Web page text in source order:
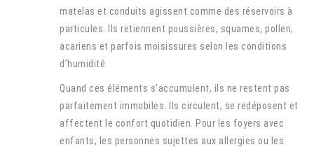
matelas et conduits agissent comme des réservoirs à
particules. Ils retiennent poussières, squames, pollen,
acariens et parfois moisissures selon les conditions
d’humidité.
Quand ces éléments s’accumulent, ils ne restent pas
parfaitement immobiles. Ils circulent, se redéposent et
affectent le confort quotidien. Pour les foyers avec
enfants, les personnes sujettes aux allergies ou les